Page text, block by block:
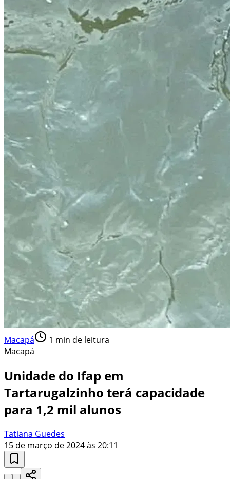
Macapá 1 min de leitura
Macapá
Unidade do Ifap em
Tartarugalzinho terá capacidade
para 1,2 mil alunos
Tatiana Guedes
15 de março de 2024 às 20:11